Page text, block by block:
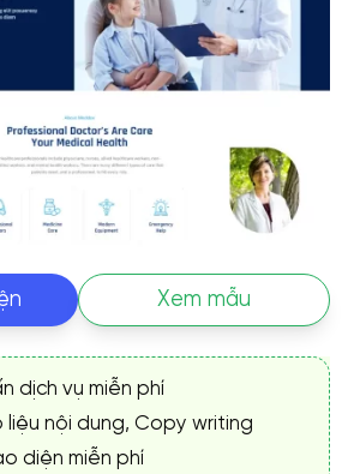
Xem mẫu
dịch vụ miễn phí
liệu nội dung, Copy writing
diện miễn phí